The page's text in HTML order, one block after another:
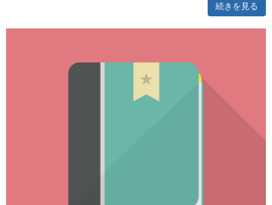
続きを見る